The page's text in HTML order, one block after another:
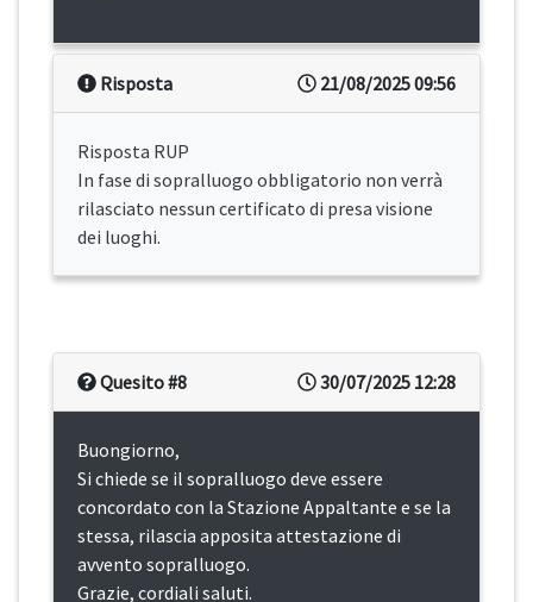
21/08/2025 09:56
Risposta
Risposta RUP
In fase di sopralluogo obbligatorio non verrà
rilasciato nessun certificato di presa visione
dei luoghi.
30/07/2025 12:28
Quesito #8
Buongiorno,
Si chiede se il sopralluogo deve essere
concordato con la Stazione Appaltante e se la
stessa, rilascia apposita attestazione di
avvento sopralluogo.
Grazie, cordiali saluti.